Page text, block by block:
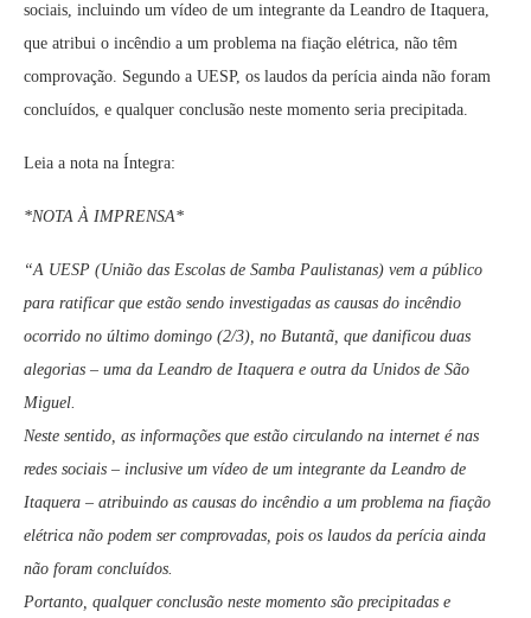
sociais, incluindo um vídeo de um integrante da Leandro de Itaquera,
que atribui o incêndio a um problema na fiação elétrica, não têm
comprovação. Segundo a UESP, os laudos da perícia ainda não foram
concluídos, e qualquer conclusão neste momento seria precipitada.
Leia a nota na Íntegra:
*NOTA À IMPRENSA*
“A UESP (União das Escolas de Samba Paulistanas) vem a público
para ratificar que estão sendo investigadas as causas do incêndio
ocorrido no último domingo (2/3), no Butantã, que danificou duas
alegorias – uma da Leandro de Itaquera e outra da Unidos de São
Miguel.
Neste sentido, as informações que estão circulando na internet é nas
redes sociais – inclusive um vídeo de um integrante da Leandro de
Itaquera – atribuindo as causas do incêndio a um problema na fiação
elétrica não podem ser comprovadas, pois os laudos da perícia ainda
não foram concluídos.
Portanto, qualquer conclusão neste momento são precipitadas e